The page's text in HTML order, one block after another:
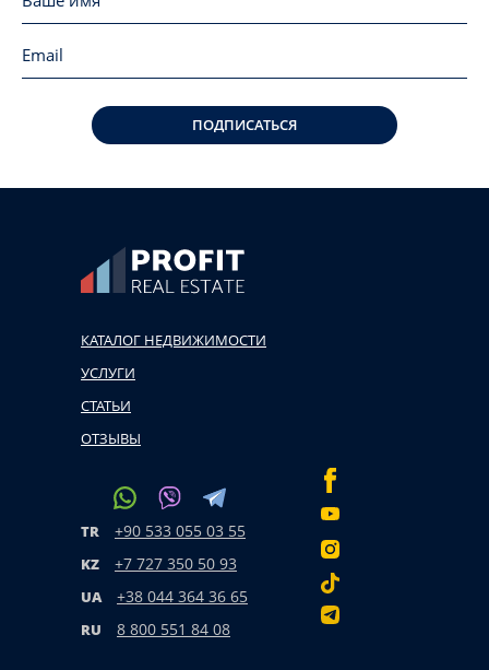
ПОДПИСАТЬСЯ
КАТАЛОГ НЕДВИЖИМОСТИ
УСЛУГИ
СТАТЬИ
ОТЗЫВЫ
TR +90 533 055 03 55
KZ +7 727 350 50 93
UA +38 044 364 36 65
RU 8 800 551 84 08